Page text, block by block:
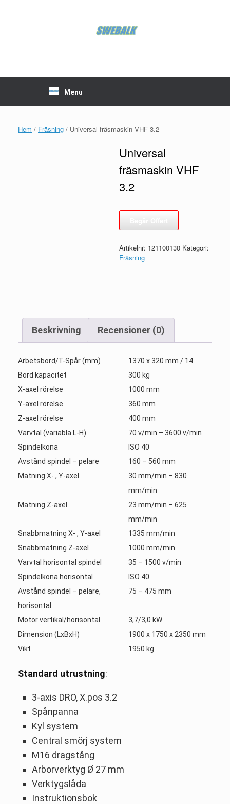
Menu
Hem / Fräsning / Universal fräsmaskin VHF 3.2
Universal
fräsmaskin VHF
3.2
Artikelnr: 121100130 Kategori:
Fräsning
Beskrivning Recensioner (0)
Arbetsbord/T-Spår (mm)
1370 x 320 mm / 14
Bord kapacitet
300 kg
X-axel rörelse
1000 mm
Y-axel rörelse
360 mm
Z-axel rörelse
400 mm
Varvtal (variabla L-H)
70 v/min – 3600 v/min
Spindelkona
ISO 40
Avstånd spindel – pelare
160 – 560 mm
Matning X- , Y-axel
30 mm/min – 830
mm/min
Matning Z-axel
23 mm/min – 625
mm/min
Snabbmatning X- , Y-axel
1335 mm/min
Snabbmatning Z-axel
1000 mm/min
Varvtal horisontal spindel
35 – 1500 v/min
Spindelkona horisontal
ISO 40
Avstånd spindel – pelare,
horisontal
75 – 475 mm
Motor vertikal/horisontal
3,7/3,0 kW
Dimension (LxBxH)
1900 x 1750 x 2350 mm
Vikt
1950 kg
Standard utrustning:
3-axis DRO, X.pos 3.2
Spånpanna
Kyl system
Central smörj system
M16 dragstång
Arborverktyg Ø 27 mm
Verktygslåda
Instruktionsbok